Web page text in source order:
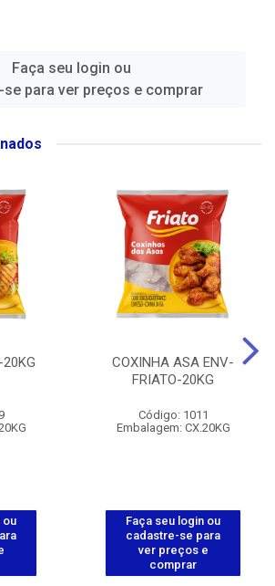
Faça seu login ou
se para ver preços e comprar
20KG
ou
COXINHA ASA ENV-
FRIATO-20KG
Código: 1011
Embalagem: CX.20KG
Faça seu login ou
cadastre-se para
ver preços e
comprar